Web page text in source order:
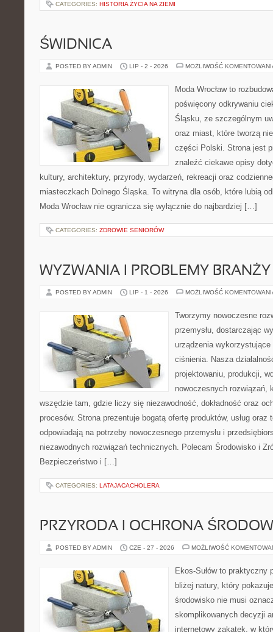
CATEGORIES: HISTORIA ŻYCIA NA ZIEMI
ŚWIDNICA
POSTED BY ADMIN LIP - 2 - 2026 MOŻLIWOŚĆ
Moda Wrocław to
poświęcony odkrywaniu
Śląsku, ze szczególnym
oraz miast, które tworzą
części Polski. Strona jest
znaleźć ciekawe opisy
kultury, architektury, przyrody, wydarzeń, rekreacji oraz
miasteczkach Dolnego Śląska. To witryna dla osób, które lubią
Moda Wrocław nie ogranicza się wyłącznie do najbardziej […]
CATEGORIES: ZDROWIE SENIORÓW
WYZWANIA I PROBLEMY BRANŻY
POSTED BY ADMIN LIP - 1 - 2026 MOŻLIWOŚĆ
Tworzymy nowoczesne
przemysłu, dostarczając
urządzenia
ciśnienia. Nasza
projektowaniu, produkcji,
nowoczesnych rozwiązań,
wszędzie tam, gdzie liczy się niezawodność, dokładność oraz
procesów. Strona prezentuje bogatą ofertę produktów, usług oraz
odpowiadają na potrzeby nowoczesnego przemysłu i
niezawodnych rozwiązań technicznych. Polecam Środowisko i
Bezpieczeństwo i […]
CATEGORIES: LATAJACACHOLERA
PRZYRODA I OCHRONA
POSTED BY ADMIN CZE - 27 - 2026 MOŻLIWOŚĆ
Ekos-Sułów to praktyczny
bliżej natury, który
środowisko nie musi
skomplikowanych decyzji
internetowy zakątek, w